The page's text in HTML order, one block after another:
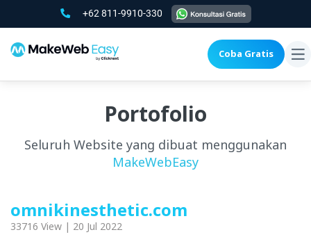
+62 811-9910-330
Coba Gratis
Portofolio
Seluruh Website yang dibuat menggunakan
MakeWebEasy
omnikinesthetic.com
33716 View | 20 Jul 2022